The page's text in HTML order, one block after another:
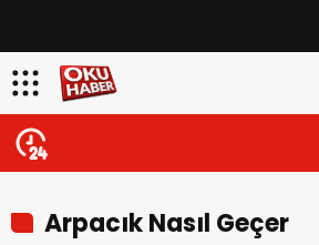
Arpacık Nasıl Geçer